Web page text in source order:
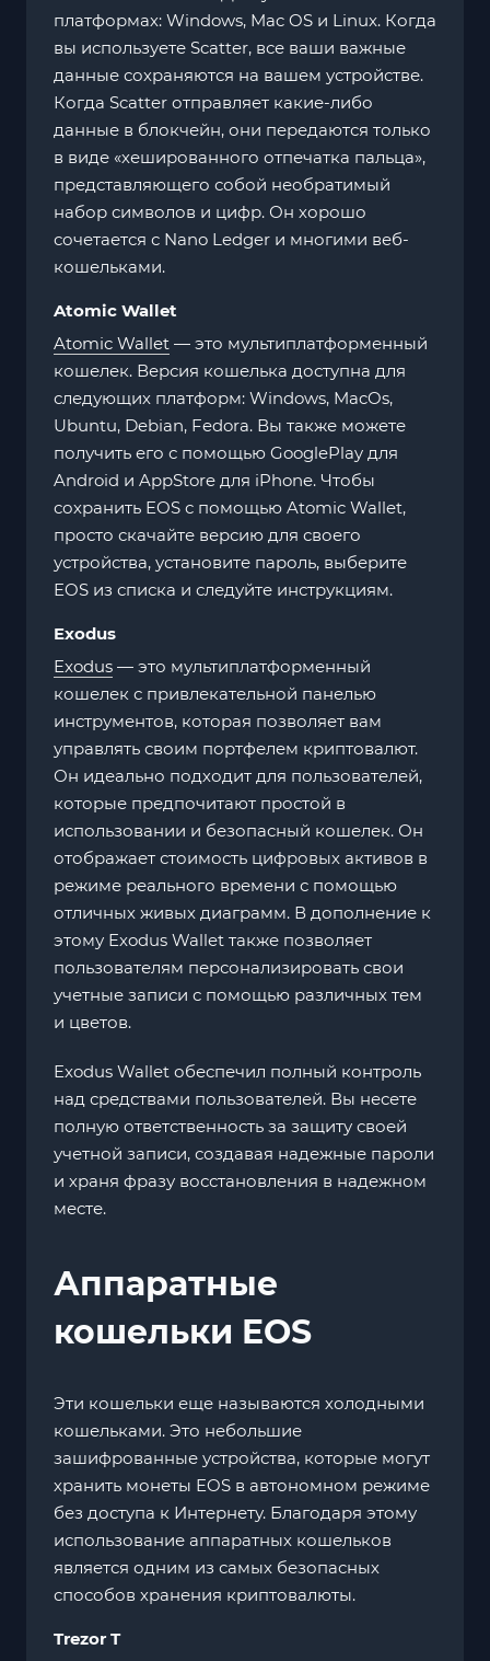
платформах: Windows, Mac OS и Linux. Когда
вы используете Scatter, все ваши важные
данные сохраняются на вашем устройстве.
Когда Scatter отправляет какие-либо
данные в блокчейн, они передаются только
в виде «хешированного отпечатка пальца»,
представляющего собой необратимый
набор символов и цифр. Он хорошо
сочетается с Nano Ledger и многими веб-
кошельками.
Atomic Wallet
Atomic Wallet — это мультиплатформенный
кошелек. Версия кошелька доступна для
следующих платформ: Windows, MacOs,
Ubuntu, Debian, Fedora. Вы также можете
получить его с помощью GooglePlay для
Android и AppStore для iPhone. Чтобы
сохранить EOS с помощью Atomic Wallet,
просто скачайте версию для своего
устройства, установите пароль, выберите
EOS из списка и следуйте инструкциям.
Exodus
Exodus — это мультиплатформенный
кошелек с привлекательной панелью
инструментов, которая позволяет вам
управлять своим портфелем криптовалют.
Он идеально подходит для пользователей,
которые предпочитают простой в
использовании и безопасный кошелек. Он
отображает стоимость цифровых активов в
режиме реального времени с помощью
отличных живых диаграмм. В дополнение к
этому Exodus Wallet также позволяет
пользователям персонализировать свои
учетные записи с помощью различных тем
и цветов.
Exodus Wallet обеспечил полный контроль
над средствами пользователей. Вы несете
полную ответственность за защиту своей
учетной записи, создавая надежные пароли
и храня фразу восстановления в надежном
месте.
Аппаратные
кошельки EOS
Эти кошельки еще называются холодными
кошельками. Это небольшие
зашифрованные устройства, которые могут
хранить монеты EOS в автономном режиме
без доступа к Интернету. Благодаря этому
использование аппаратных кошельков
является одним из самых безопасных
способов хранения криптовалюты.
Trezor T